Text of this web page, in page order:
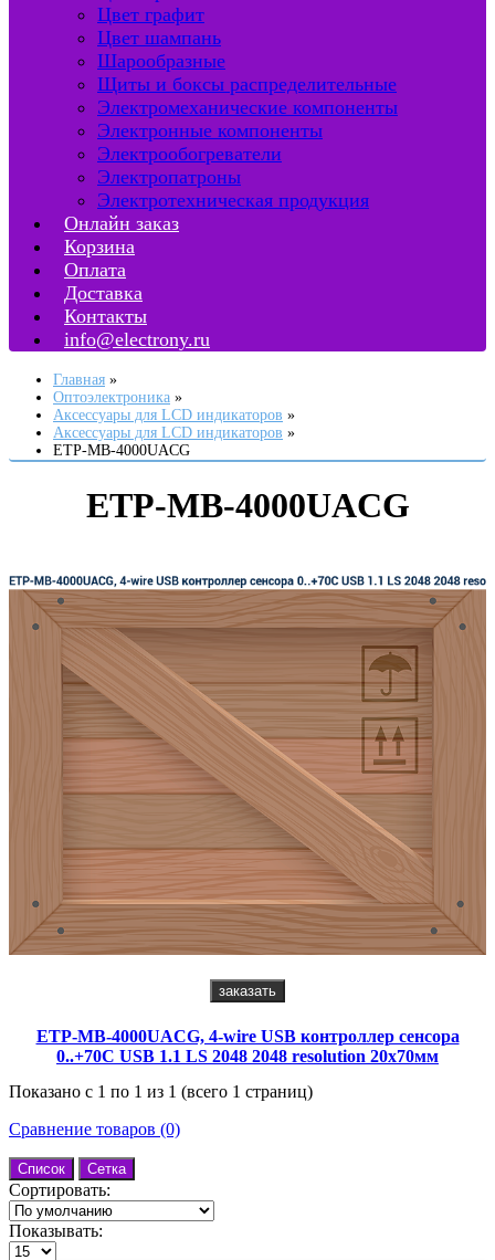
Цвет графит
Цвет шампань
Шарообразные
Щиты и боксы распределительные
Электромеханические компоненты
Электронные компоненты
Электрообогреватели
Электропатроны
Электротехническая продукция
Онлайн заказ
Корзина
Оплата
Доставка
Контакты
info@electrony.ru
Главная
Оптоэлектроника
Аксессуары для LCD индикаторов
Аксессуары для LCD индикаторов
ETP-MB-4000UACG
ETP-MB-4000UACG
заказать
ETP-MB-4000UACG, 4-wire USB контроллер сенсора
0..+70C USB 1.1 LS 2048 2048 resolution 20x70мм
Показано с 1 по 1 из 1 (всего 1 страниц)
Сравнение товаров (0)
Список Сетка
Сортировать:
Показывать: